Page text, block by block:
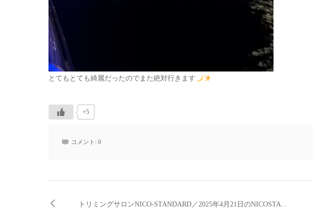
とてもとても綺麗だったのでまた絶対行きます
+5
コメント: 0
トリミングサロンNICO-STANDARD／2025年4月21日のNICOSTA...